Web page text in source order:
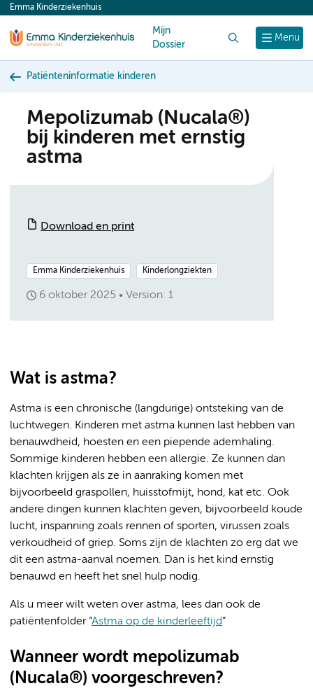
content
Menu
Emma Kinderziekenhuis
Mijn
Dossier
Patiënteninformatie kinderen
Mepolizumab (Nucala®)
bij kinderen met ernstig
astma
Download en print
Emma Kinderziekenhuis Kinderlongziekten
6 oktober 2025 Version: 1
Wat is astma?
Astma is een chronische (langdurige) ontsteking van de
luchtwegen. Kinderen met astma kunnen last hebben van
benauwdheid, hoesten en een piepende ademhaling.
Sommige kinderen hebben een allergie. Ze kunnen dan
klachten krijgen als ze in aanraking komen met
bijvoorbeeld graspollen, huisstofmijt, hond, kat etc. Ook
andere dingen kunnen klachten geven, bijvoorbeeld koude
lucht, inspanning zoals rennen of sporten, virussen zoals
verkoudheid of griep. Soms zijn de klachten zo erg dat we
dit een astma-aanval noemen. Dan is het kind ernstig
benauwd en heeft het snel hulp nodig.
Als u meer wilt weten over astma, lees dan ook de
patiëntenfolder “Astma op de kinderleeftijd”
Wanneer wordt mepolizumab
(Nucala®) voorgeschreven?